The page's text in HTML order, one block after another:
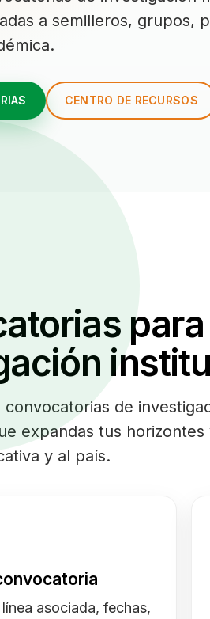
a semilleros, grupos,
CENTRO DE RECURSOS
convocatorias de
expandas tus
y al país.
asociada, fechas,